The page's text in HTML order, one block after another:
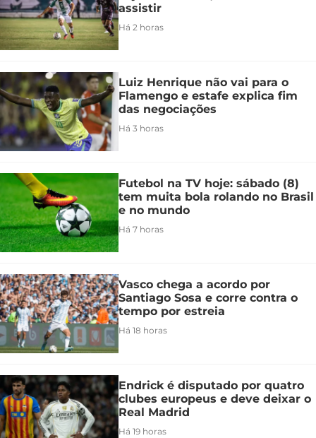
assistir
Há 2 horas
Luiz Henrique não vai para o
Flamengo e estafe explica fim
das negociações
Há 3 horas
Futebol na TV hoje: sábado (8)
tem muita bola rolando no Brasil
e no mundo
Há 7 horas
Vasco chega a acordo por
Santiago Sosa e corre contra o
tempo por estreia
Há 18 horas
Endrick é disputado por quatro
clubes europeus e deve deixar o
Real Madrid
Há 19 horas